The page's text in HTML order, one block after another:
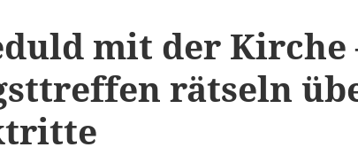
mit der Kirche
rätseln